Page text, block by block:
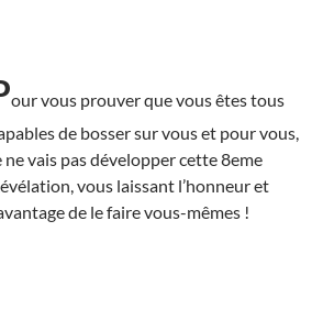
our vous prouver que vous êtes tous
de bosser sur vous et pour vous,
ne vais pas développer cette 8eme
vous laissant l’honneur et
de le faire vous-mêmes !